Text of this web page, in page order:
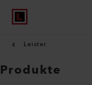
Leister
Produkte